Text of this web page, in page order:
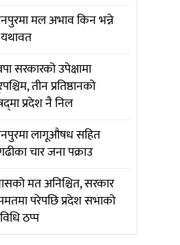
मल अभाव किन भन्ने
यथावत
सरकारको उपेक्षामा
तीन प्रतिष्ठानको
प्रदेश नै निल
लागूऔषध सहित
चार जना पक्राउ
मत अनिश्चित, सरकार
परेपछि प्रदेश सभाको
ठप्प